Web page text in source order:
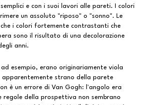
e con i suoi lavori alle pareti. I colori
un assoluto "riposo" o "sonno". Le
i colori fortemente contrastanti che
sono il risultato di una decolorazione
anni.
esempio, erano originariamente viola
apparentemente strano della parete
è un errore di Van Gogh: l'angolo era
regole della prospettiva non sembrano